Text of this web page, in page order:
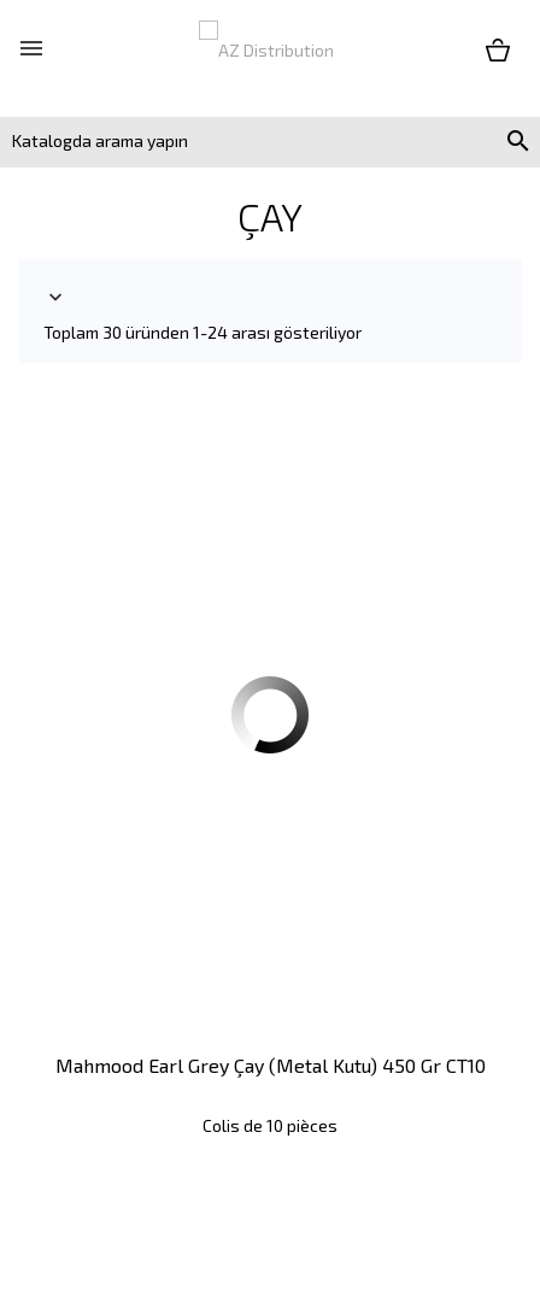


ÇAY

Toplam 30 üründen 1-24 arası gösteriliyor
Mahmood Earl Grey Çay (metal Kutu) 450 Gr CT10
Colis de 10 pièces